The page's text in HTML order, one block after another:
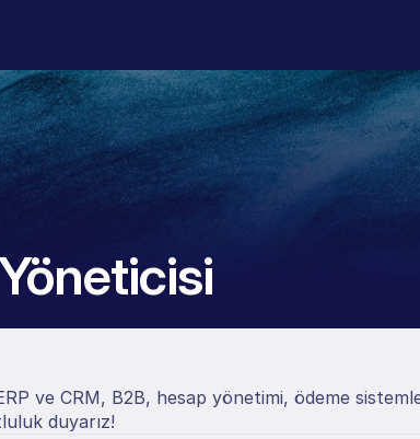
ve CRM, B2B, hesap yönetimi, ödeme
duyarız!